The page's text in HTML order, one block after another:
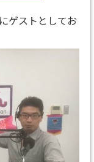
にゲストとしてお